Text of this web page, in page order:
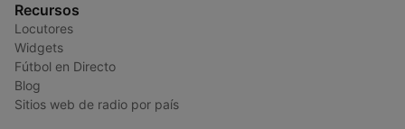
Recursos
Locutores
Widgets
Fútbol en Directo
Blog
Sitios web de radio por país